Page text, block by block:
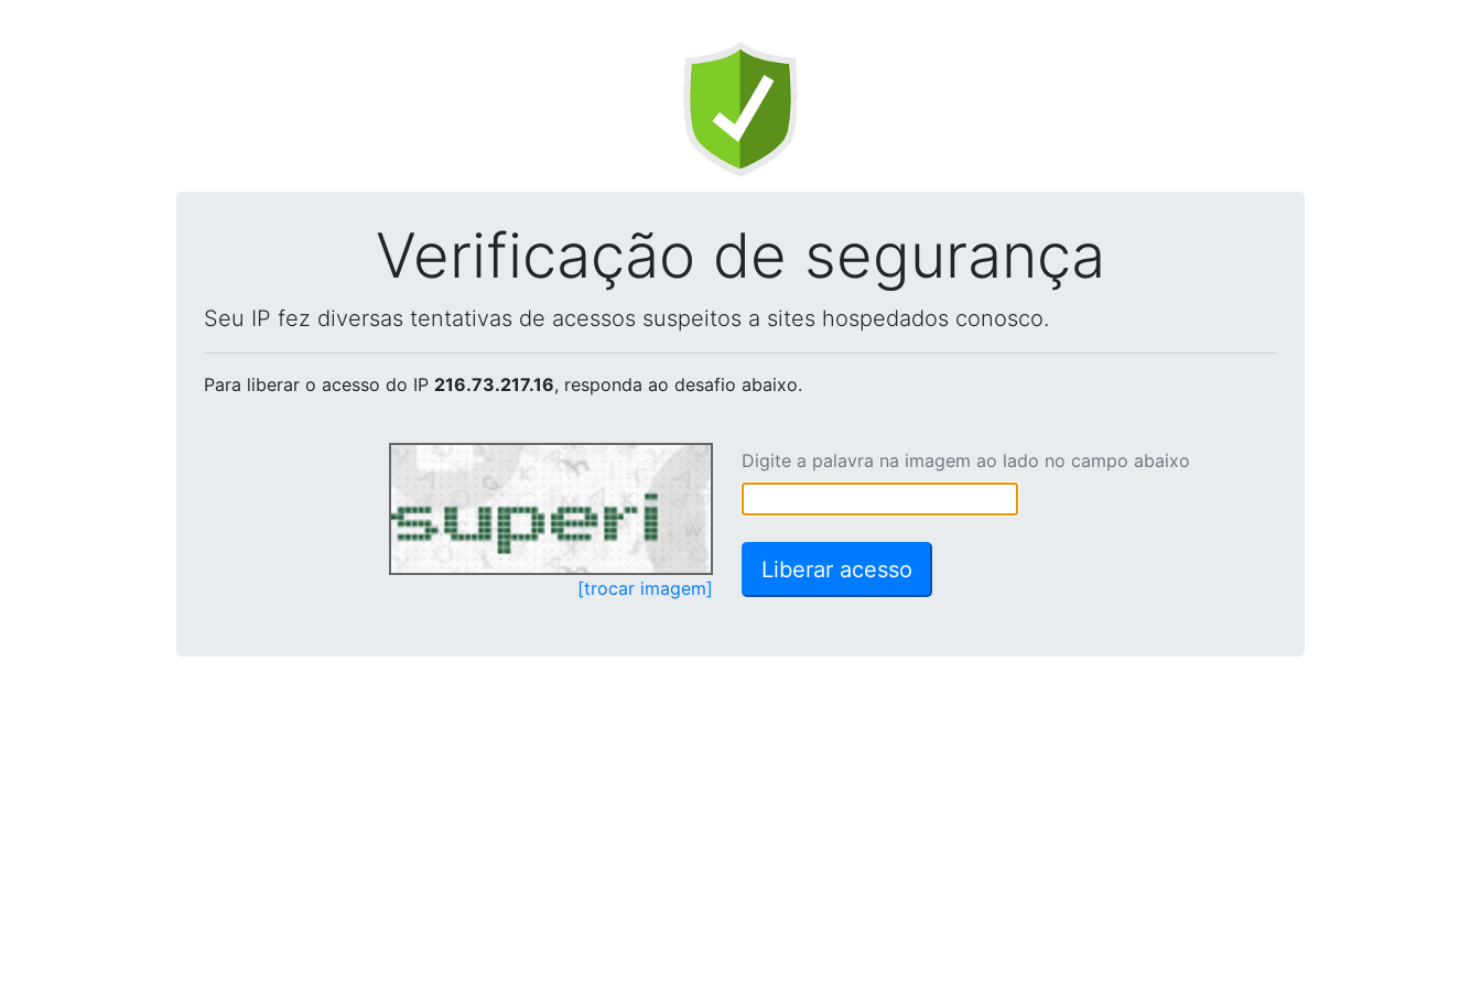
Verificação de segurança
Seu IP fez diversas tentativas de acessos suspeitos a sites hospedados conosco.
Para liberar o acesso do IP 216.73.217.16, responda ao desafio abaixo.
[trocar imagem]
Digite a palavra na imagem ao lado no campo abaixo